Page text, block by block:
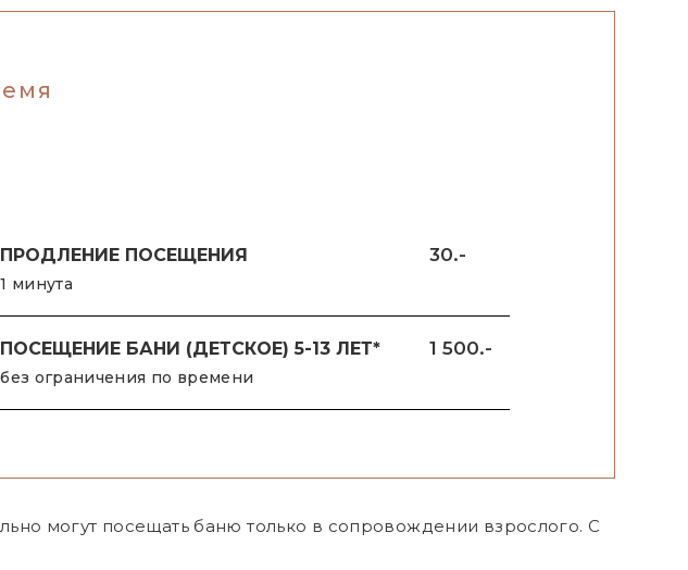
ПРОДЛЕНИЕ ПОСЕЩЕНИЯ 30.-
1 минута
ПОСЕЩЕНИЕ БАНИ (ДЕТСКОЕ) 5-13 ЛЕТ* 1 500.-
без ограничения по времени
могут посещать баню только в сопровождении взрослого. С